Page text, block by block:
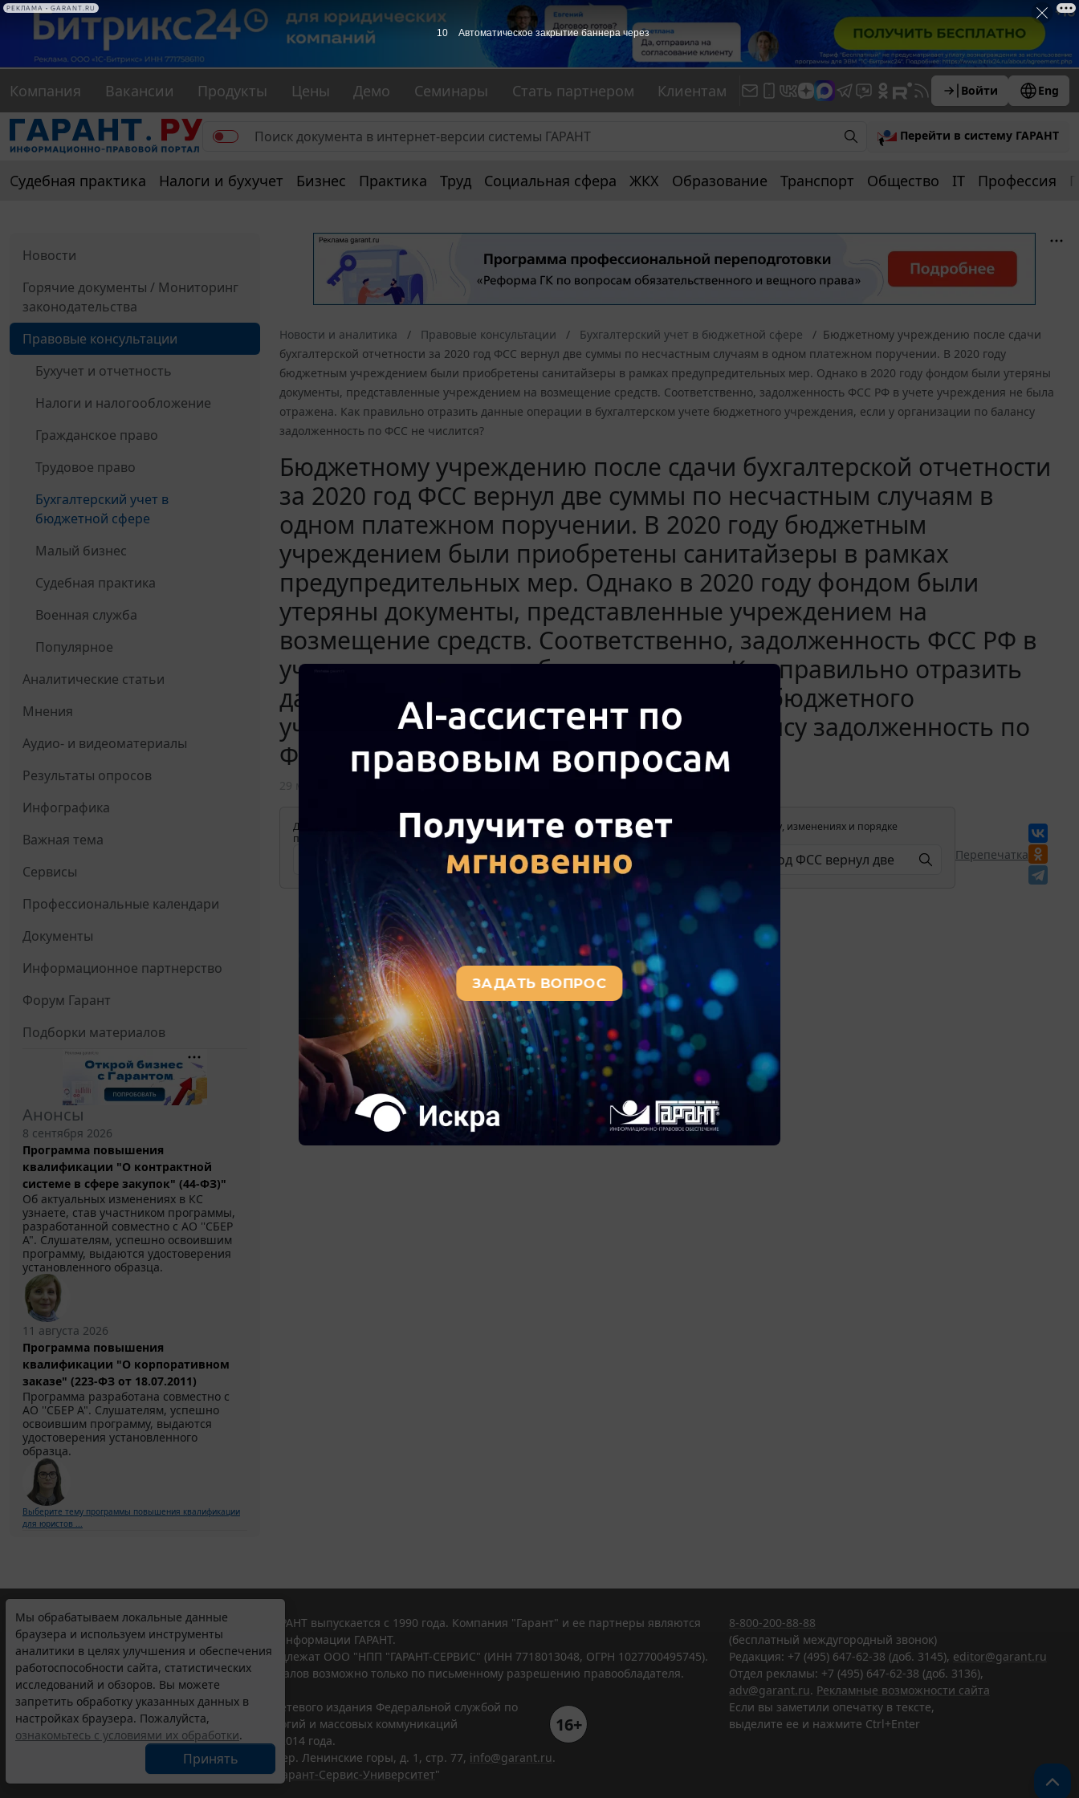
Компания Вакансии Продукты Цены Демо Семинары Стать партнером Клиентам Войти Eng
Перейти в систему ГАРАНТ
Судебная практика Налоги и бухучет Бизнес Практика Труд Социальная сфера ЖКХ Образование Транспорт Общество IT Профессия
Новости
Горячие документы / Мониторинг
законодательства
Правовые консультации
Бухучет и отчетность
Налоги и налогообложение
Гражданское право
Трудовое право
Бухгалтерский учет в
бюджетной сфере
Малый бизнес
Судебная практика
Военная служба
Популярное
Аналитические статьи
Мнения
Аудио- и видеоматериалы
Результаты опросов
Инфографика
Важная тема
Сервисы
Профессиональные календари
Документы
Информационное партнерство
Форум Гарант
Подборки материалов
Анонсы
8 сентября 2026
Программа повышения
квалификации "О контрактной
системе в сфере закупок" (44-ФЗ)"
Об актуальных изменениях в КС
узнаете, став участником программы,
разработанной совместно с АО ''СБЕР
А". Слушателям, успешно освоившим
программу, выдаются удостоверения
установленного образца.
11 августа 2026
Программа повышения
квалификации "О корпоративном
заказе" (223-ФЗ от 18.07.2011)
Программа разработана совместно с
АО ''СБЕР А". Слушателям, успешно
освоившим программу, выдаются
удостоверения установленного
образца.
Выберите тему программы повышения квалификации
для юристов ...
Новости и аналитика Правовые консультации Бухгалтерский учет в бюджетной сфере
Бюджетному учреждению после сдачи
бухгалтерской отчетности за 2020 год ФСС вернул две суммы по несчастным случаям в одном платежном поручении. В 2020 году
бюджетным учреждением были приобретены санитайзеры в рамках предупредительных мер. Однако в 2020 году фондом были утеряны
документы, представленные учреждением на возмещение средств. Соответственно, задолженность ФСС РФ в учете учреждения не была
отражена. Как правильно отразить данные операции в бухгалтерском учете бюджетного учреждения, если у организации по балансу
задолженность по ФСС не числится?
Бюджетному учреждению после сдачи бухгалтерской отчетности
за 2020 год ФСС вернул две суммы по несчастным случаям в
одном платежном поручении. В 2020 году бюджетным
учреждением были приобретены санитайзеры в рамках
предупредительных мер. Однако в 2020 году фондом были
утеряны документы, представленные учреждением на
возмещение средств. Соответственно, задолженность ФСС РФ в
учете учреждения не была отражена. Как правильно отразить
данные операции в бухгалтерском учете бюджетного
учреждения, если у организации по балансу задолженность по
ФСС не числится?
Для просмотра актуального текста документа и получения полной информации о вступлении в силу, изменениях и порядке
применения документа, воспользуйтесь поиском в Интернет-версии системы ГАРАНТ:
Перепечатка
Мы обрабатываем локальные данные
браузера и используем инструменты
аналитики в целях улучшения и обеспечения
работоспособности сайта, статистических
исследований и обзоров. Вы можете
запретить обработку указанных данных в
настройках браузера. Пожалуйста,
ознакомьтесь с условиями их обработки.
Принять
© ООО "НПП "ГАРАНТ-СЕРВИС", 2026. Система ГАРАНТ выпускается с 1990 года. Компания "Гарант" и ее партнеры являются
участниками Российской ассоциации правовой информации ГАРАНТ.
Все права на материалы сайта ГАРАНТ.РУ принадлежат ООО "НПП "ГАРАНТ-СЕРВИС" (ИНН 7718013048, ОГРН 1027700495745).
Полное или частичное воспроизведение материалов возможно только по письменному разрешению правообладателя.
Правила использования портала.
Портал ГАРАНТ.РУ зарегистрирован в качестве сетевого издания Федеральной службой по
надзору в сфере связи,информационных технологий и массовых коммуникаций
(Роскомнадзором), Эл № ФС77-58365 от 18 июня 2014 года.
16+
ООО "НПП "ГАРАНТ-СЕРВИС", 119234, г. Москва, тер. Ленинские горы, д. 1, стр. 77, info@garant.ru.
Разработчик ЭПС Система ГАРАНТ – ООО "НПП "
Гарант-Сервис-Университет"
8-800-200-88-88
(бесплатный междугородный звонок)
Редакция: +7 (495) 647-62-38 (доб. 3145), editor@garant.ru
Отдел рекламы: +7 (495) 647-62-38 (доб. 3136),
adv@garant.ru. Рекламные возможности сайта
Если вы заметили опечатку в тексте,
выделите ее и нажмите Ctrl+Enter
10 Автоматическое закрытие баннера через
РЕКЛАМА • GARANT.RU